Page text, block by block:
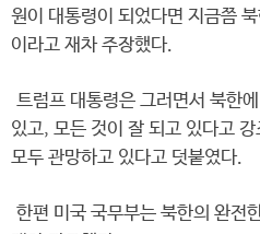
원이 대통령이 되었다면 지금쯤
이라고 재차 주장했다.
트럼프 대통령은 그러면서 북한
있고, 모든 것이 잘 되고 있다고
모두 관망하고 있다고 덧붙였다.
한편 미국 국무부는 북한의 완전